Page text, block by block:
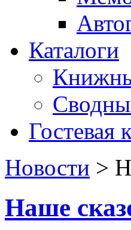
Каталоги
Гостевая
Новости >
Наше